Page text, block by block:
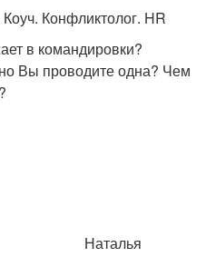
Конфликтолог. HR
в командировки?
Вы проводите одна? Чем
Наталья